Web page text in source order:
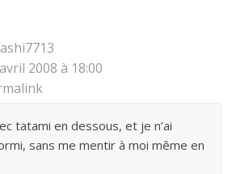
2008 à 18:00
tatami en dessous, et je n’ai
sans me mentir à moi même en